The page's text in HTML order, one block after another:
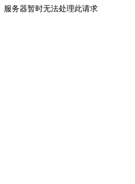
服务器暂时无法处理此请求